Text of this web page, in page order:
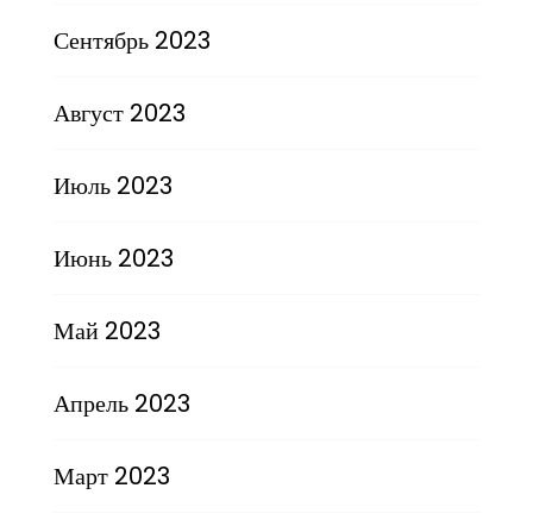
Сентябрь 2023
Август 2023
Июль 2023
Июнь 2023
Май 2023
Апрель 2023
Март 2023